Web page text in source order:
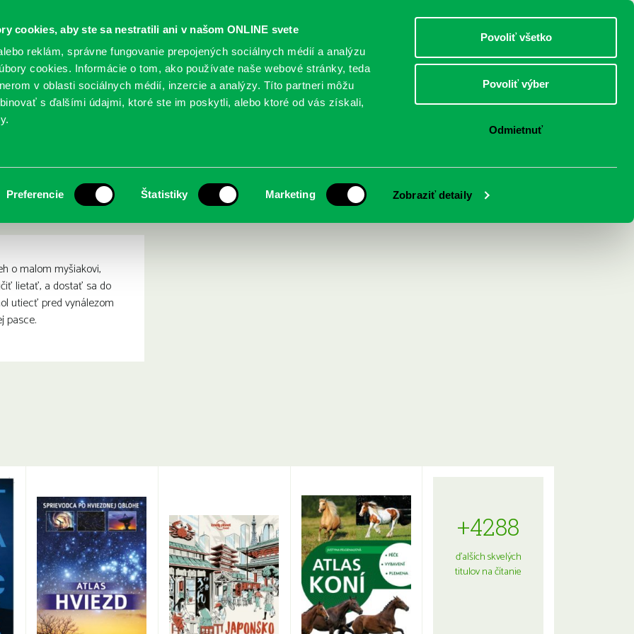
cookies, aby ste sa nestratili ani v našom ONLINE svete
reklám, správne fungovanie prepojených sociálnych médií a analýzu
cookies. Informácie o tom, ako používate naše webové stránky, teda
v oblasti sociálnych médií, inzercie a analýzy. Títo partneri môžu
s ďalšími údajmi, ktoré ste im poskytli, alebo ktoré od vás získali,
Preferencie Štatistiky Marketing Zobraziť detaily
Povoliť všetko
Povoliť výber
Odmietnuť
DOSPELÍ
SLUŽBY PODUJATIA POBOČKY O KNIŽNICI
: dobrodružný príbeh lietajúcej
o malom myšiakovi,
lietať, a dostať sa do
utiecť pred vynálezom
pasce.
+4288
ďalších skvelých
titulov na čítanie